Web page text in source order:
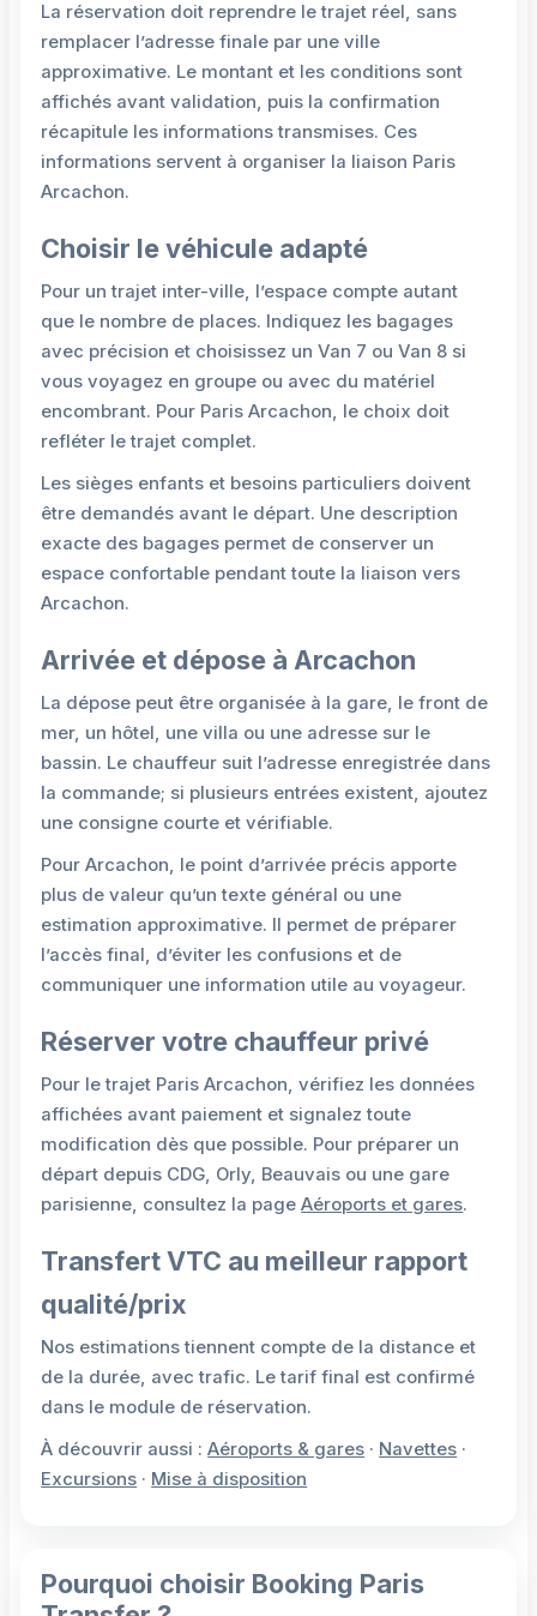
La réservation doit reprendre le trajet réel, sans
remplacer l’adresse finale par une ville
approximative. Le montant et les conditions sont
affichés avant validation, puis la confirmation
récapitule les informations transmises. Ces
informations servent à organiser la liaison Paris
Arcachon.
Choisir le véhicule adapté
Pour un trajet inter-ville, l’espace compte autant
que le nombre de places. Indiquez les bagages
avec précision et choisissez un Van 7 ou Van 8 si
vous voyagez en groupe ou avec du matériel
encombrant. Pour Paris Arcachon, le choix doit
refléter le trajet complet.
Les sièges enfants et besoins particuliers doivent
être demandés avant le départ. Une description
exacte des bagages permet de conserver un
espace confortable pendant toute la liaison vers
Arcachon.
Arrivée et dépose à Arcachon
La dépose peut être organisée à la gare, le front de
mer, un hôtel, une villa ou une adresse sur le
bassin. Le chauffeur suit l’adresse enregistrée dans
la commande; si plusieurs entrées existent, ajoutez
une consigne courte et vérifiable.
Pour Arcachon, le point d’arrivée précis apporte
plus de valeur qu’un texte général ou une
estimation approximative. Il permet de préparer
l’accès final, d’éviter les confusions et de
communiquer une information utile au voyageur.
Réserver votre chauffeur privé
Pour le trajet Paris Arcachon, vérifiez les données
affichées avant paiement et signalez toute
modification dès que possible. Pour préparer un
départ depuis CDG, Orly, Beauvais ou une gare
parisienne, consultez la pageAéroports et gares.
Transfert VTC au meilleur rapport
qualité/prix
Nos estimations tiennent compte de la distance et
de la durée, avec trafic. Le tarif final est confirmé
dans le module de réservation.
À découvrir aussi :Aéroports & gares · Navettes ·
Excursions · Mise à disposition
Pourquoi choisir Booking Paris